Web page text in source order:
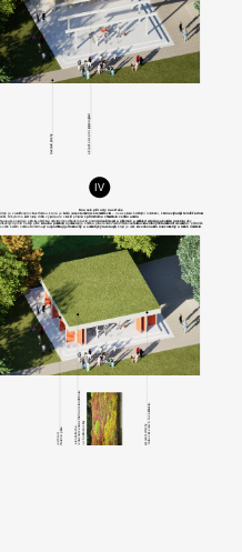
nový altán. Získá
pro setkávání, pro
které se nebojí
toho, co zrovna
zákoutí, kde si
pivo ve stínu pod
se právě děje na
z celkového rozvoje